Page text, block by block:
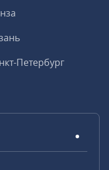
Петербург